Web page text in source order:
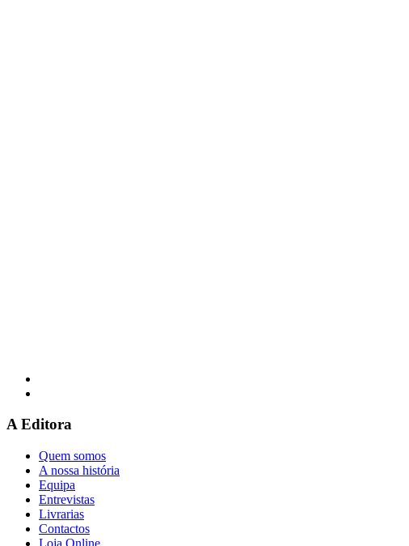
A Editora
Quem somos
A nossa história
Equipa
Entrevistas
Livrarias
Contactos
Loja Online